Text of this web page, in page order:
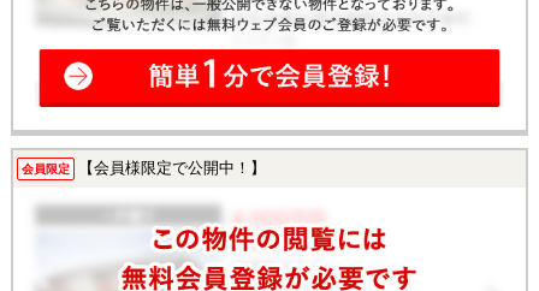
会員限定 【会員様限定で公開中！】